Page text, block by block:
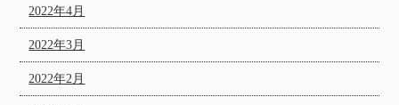
2022年4月
2022年3月
2022年2月